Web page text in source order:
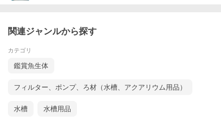
※デザイン等は予告なく変更されることがあります
関連ジャンルから探す
カテゴリ
鑑賞魚生体
フィルター、ポンプ、ろ材（水槽、アクアリウム用品）
水槽 水槽用品